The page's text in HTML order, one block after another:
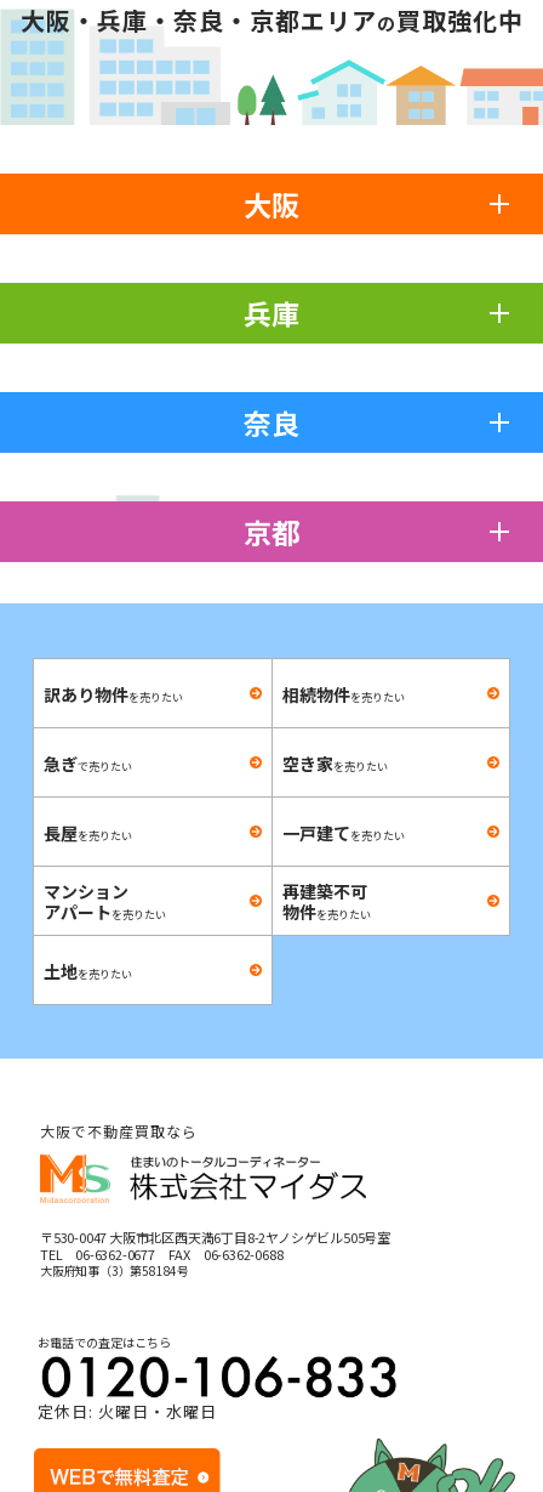
大阪・兵庫・奈良・京都エリアの買取強化中
大阪
兵庫
奈良
京都
訳あり物件を売りたい 相続物件を売りたい
急ぎで売りたい 空き家を売りたい
長屋を売りたい 一戸建てを売りたい
マンション
アパートを売りたい
再建築不可
物件を売りたい
土地を売りたい
大阪で不動産買取なら
〒530-0047 大阪市北区西天満6丁目8-2ヤノシゲビル505号室
TEL 06-6362-0677FAX 06-6362-0688
大阪府知事（3）第58184号
お電話での査定はこちら
定休日: 火曜日・水曜日